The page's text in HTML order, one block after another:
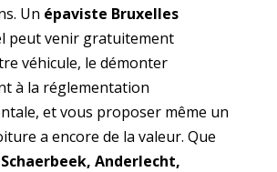
Un épaviste Bruxelles
peut venir gratuitement
véhicule, le démonter
à la réglementation
et vous proposer même un
a encore de la valeur. Que
Schaerbeek, Anderlecht,